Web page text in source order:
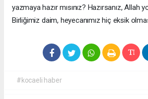
yazmaya hazır mısınız? Hazırsanız, Allah
Birliğimiz daim, heyecanımız hiç eksik
#kocaeli haber